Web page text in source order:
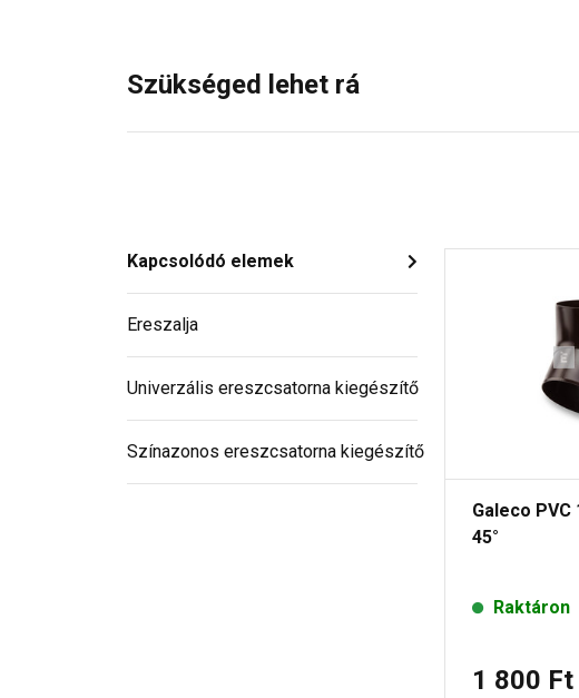
Szükséged lehet rá
Kapcsolódó elemek
Ereszalja
Univerzális ereszcsatorna kiegészítő
Színazonos ereszcsatorna kiegészítő
Galeco
45°
Raktáron
1 800 Ft